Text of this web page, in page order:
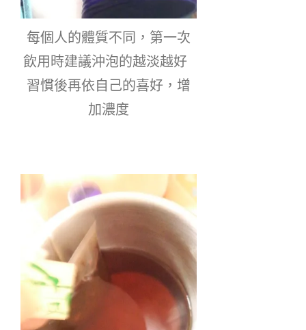
每個人的體質不同，第一次
飲用時建議沖泡的越淡越好
習慣後再依自己的喜好，增
加濃度